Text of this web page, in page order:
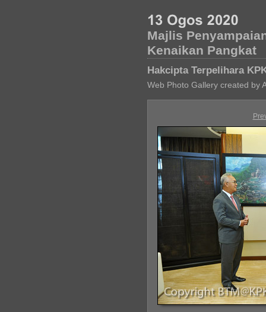
Majlis
Kenaikan Pangkat
Hakcipta Terpelihara
Web Photo Gallery created by